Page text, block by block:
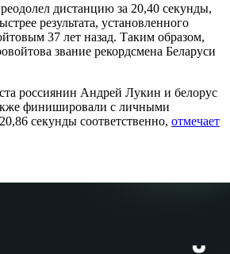
дистанцию за 20,40 секунды,
результата, установленного
37 лет назад. Таким образом,
звание рекордсмена Беларуси
россиянин Андрей Лукин и белорус
финишировали с личными
секунды соответственно, отмечает